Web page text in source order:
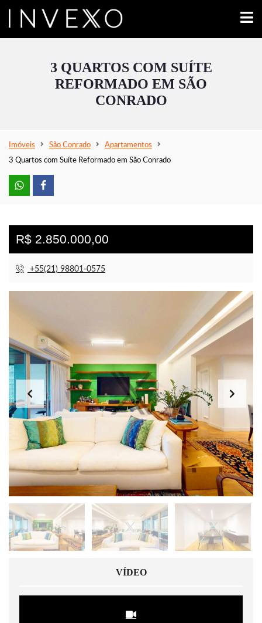
3 QUARTOS COM SUÍTE
REFORMADO EM SÃO
CONRADO
Imóveis São Conrado
Apartamentos
3 Quartos com Suíte Reformado em São Conrado
R$ 2.850.000,00
+55(21) 98801-0575
VÍDEO